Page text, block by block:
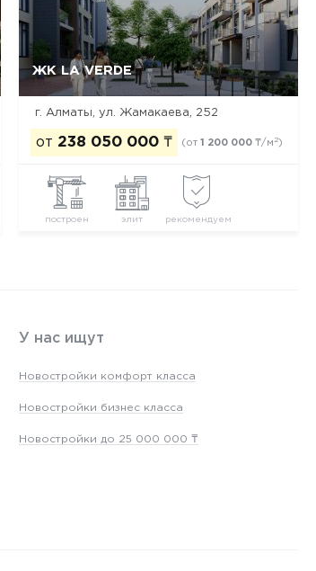
ЖК LA VERDE
г. Алматы, ул. Жамакаева, 252
от 238 050 000 ₸ (от 1 200 000 ₸/м 2)
построен элит рекомендуем
Да, удалить Отмена
У нас ищут
Новостройки комфорт класса
Новостройки бизнес класса
Новостройки до 25 000 000 ₸